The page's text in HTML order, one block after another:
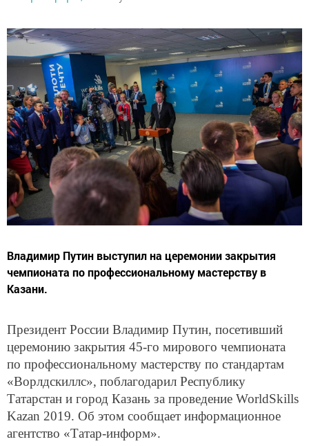
Владимир Путин выступил на церемонии закрытия
чемпионата по профессиональному мастерству в
Казани.
Президент России Владимир Путин, посетивший
церемонию закрытия 45-го мирового чемпионата
по профессиональному мастерству по стандартам
«Ворлдскиллс», поблагодарил Республику
Татарстан и город Казань за проведение WorldSkills
Kazan 2019. Об этом сообщает информационное
агентство «Татар-информ».